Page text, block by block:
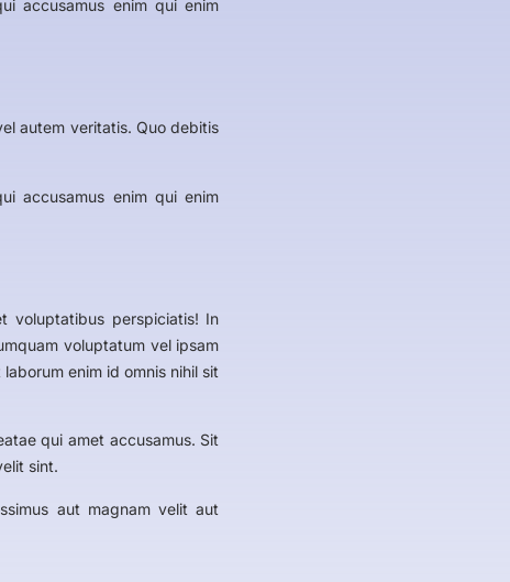
accusamus enim qui enim
autem veritatis. Quo debitis
accusamus enim qui enim
voluptatibus perspiciatis! In
voluptatum vel ipsam
enim id omnis nihil sit
qui amet accusamus. Sit
sint.
aut magnam velit aut